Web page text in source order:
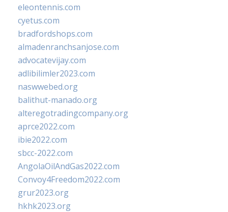
eleontennis.com
cyetus.com
bradfordshops.com
almadenranchsanjose.com
advocatevijay.com
adlibilimler2023.com
naswwebed.org
balithut-manado.org
alteregotradingcompany.org
aprce2022.com
ibie2022.com
sbcc-2022.com
AngolaOilAndGas2022.com
Convoy4Freedom2022.com
grur2023.org
hkhk2023.org